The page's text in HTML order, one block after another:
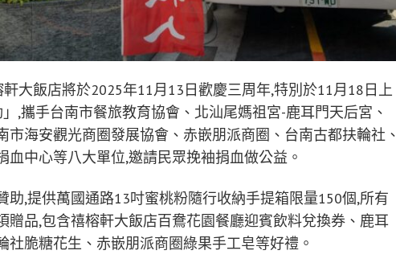
軒大飯店將於2025年11月13日歡慶三周年,特別於11月18日上
,攜手台南市餐旅教育協會、北汕尾媽祖宮-鹿耳門天后宮、
市海安觀光商圈發展協會、赤嵌朋派商圈、台南古都扶輪社、
中心等八大單位,邀請民眾挽袖捐血做公益。
助,提供萬國通路13吋蜜桃粉隨行收納手提箱限量150個,所有
贈品,包含禧榕軒大飯店百鴦花園餐廳迎賓飲料兌換券、鹿耳
社脆糖花生、赤嵌朋派商圈綠果手工皂等好禮。